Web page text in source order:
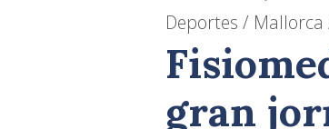
Deportes /
gran